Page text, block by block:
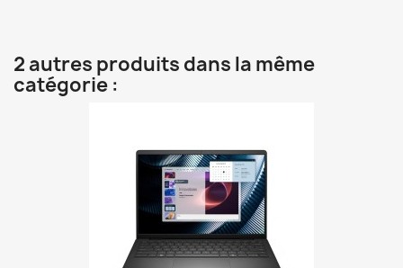
2 autres produits dans la même
catégorie :